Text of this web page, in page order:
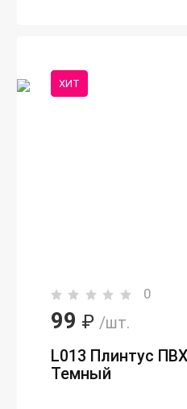
ХИТ
0
99 ₽ /шт.
L013 Плинтус
Темный